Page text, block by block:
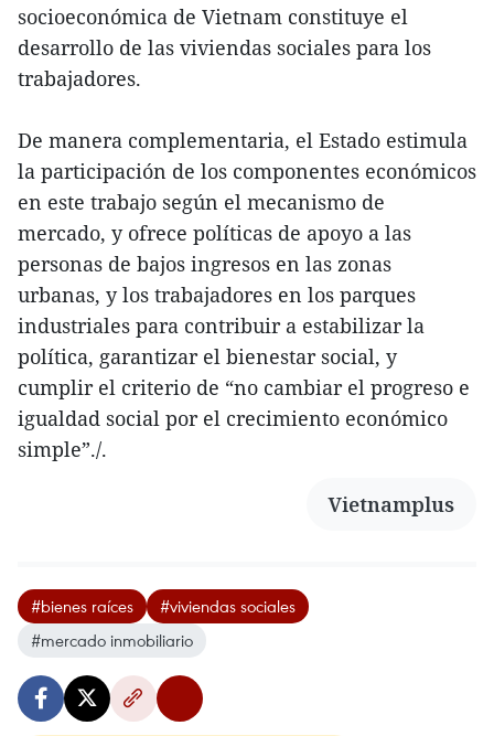
socioeconómica de Vietnam constituye el
desarrollo de las viviendas sociales para los
trabajadores.
De manera complementaria, el Estado estimula
la participación de los componentes económicos
en este trabajo según el mecanismo de
mercado, y ofrece políticas de apoyo a las
personas de bajos ingresos en las zonas
urbanas, y los trabajadores en los parques
industriales para contribuir a estabilizar la
política, garantizar el bienestar social, y
cumplir el criterio de “no cambiar el progreso e
igualdad social por el crecimiento económico
simple”./.
Vietnamplus
#bienes raíces
#viviendas sociales
#mercado inmobiliario